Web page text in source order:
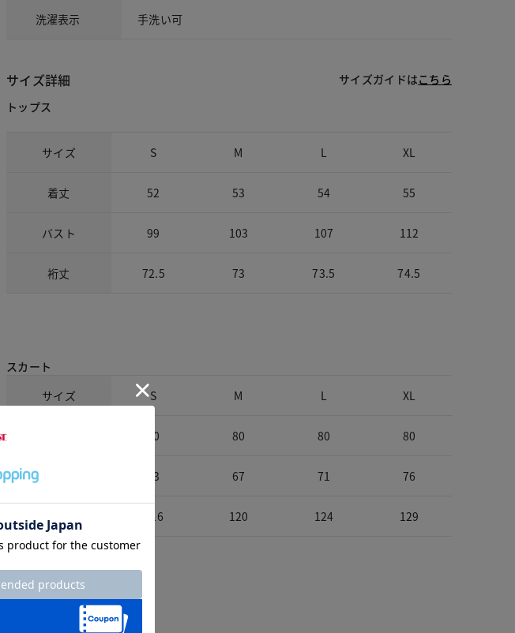
洗濯表示 手洗い可
サイズ詳細 サイズガイドはこちら
トップス
サイズ S M L XL
着丈 52 53 54 55
バスト 99 103 107 112
裄丈 72.5 73 73.5 74.5
スカート
サイズ
S M L XL
80 80 80 80
ウエスト 63 67 71 76
ヒップ 116 120 124 129